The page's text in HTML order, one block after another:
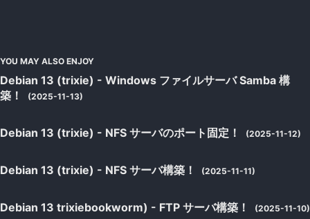
YOU MAY ALSO ENJOY
Debian 13 (trixie) - Windows ファイルサーバ Samba 構
築！
(2025-11-13)
Debian 13 (trixie) - NFS サーバのポート固定！ (2025-11-12)
Debian 13 (trixie) - NFS サーバ構築！ (2025-11-11)
Debian 13 trixiebookworm) - FTP サーバ構築！ (2025-11-10)